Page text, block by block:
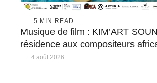
5 MIN READ
Musique de film : KIM’ART
résidence aux compositeurs
4 août 2026